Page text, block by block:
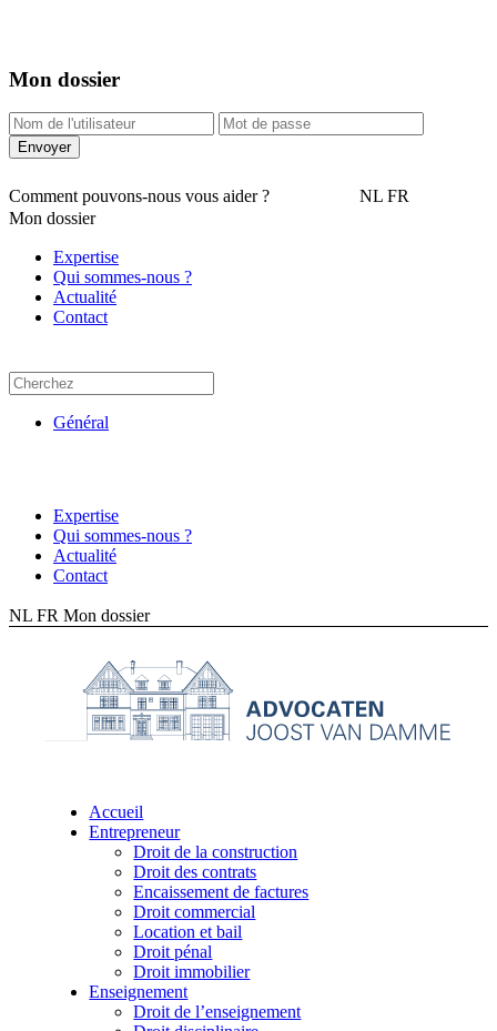
Mon dossier
Comment pouvons-nous vous aider ? NL FR
Mon dossier
Expertise
Qui sommes-nous ?
Actualité
Contact
Général
Expertise
Qui sommes-nous ?
Actualité
Contact
NL FR Mon dossier
Accueil
Entrepreneur
Droit de la construction
Droit des contrats
Encaissement de factures
Droit commercial
Location et bail
Droit pénal
Droit immobilier
Enseignement
Droit de l’enseignement